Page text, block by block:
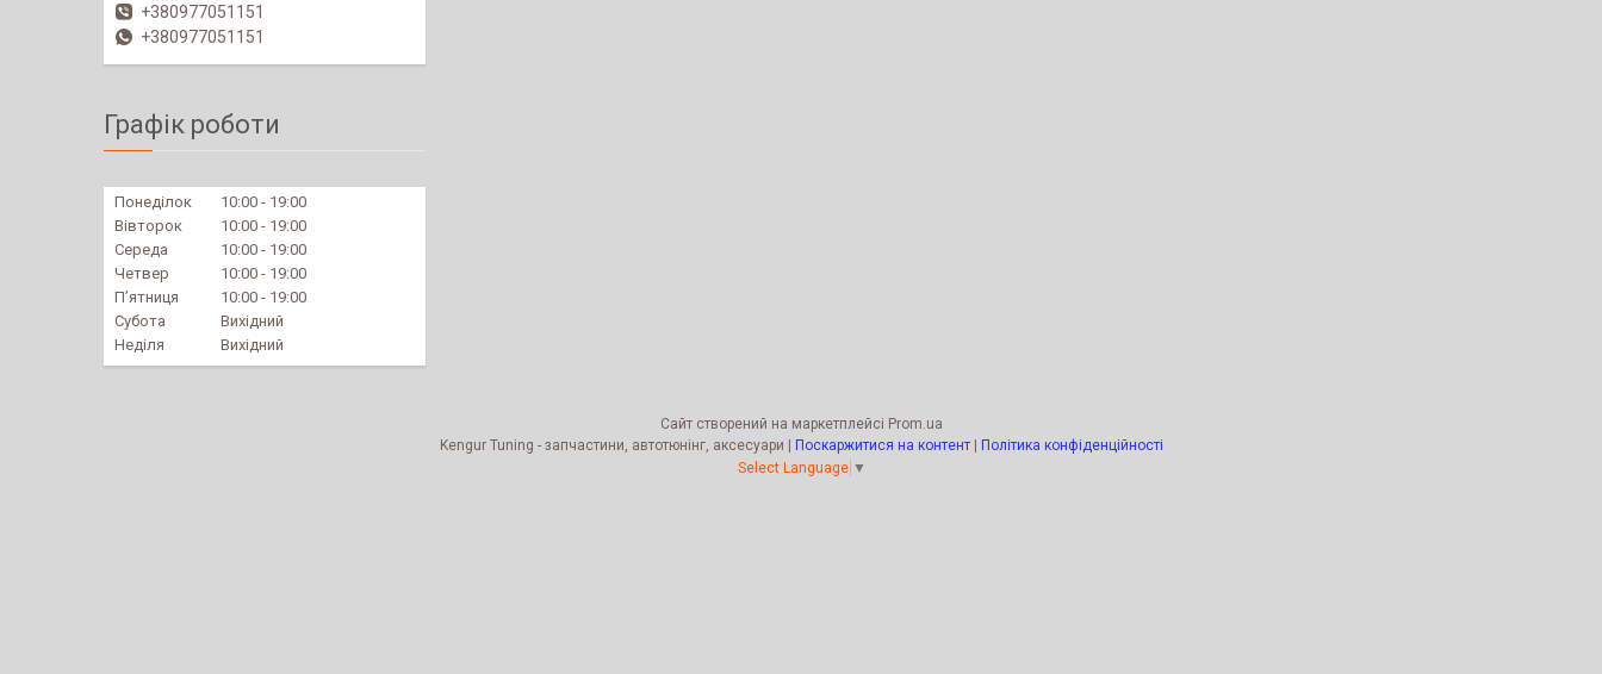
+380977051151
+380977051151
Графік роботи
Понеділок 10:00
19:00
Вівторок
10:00
19:00
Середа
10:00
19:00
Четвер
10:00
19:00
Пʼятниця
10:00
19:00
Субота
Вихідний
Неділя
Вихідний
Сайт створений на маркетплейсі Prom.ua
Поскаржитися на контент
Політика конфіденційності
Select Language ▼